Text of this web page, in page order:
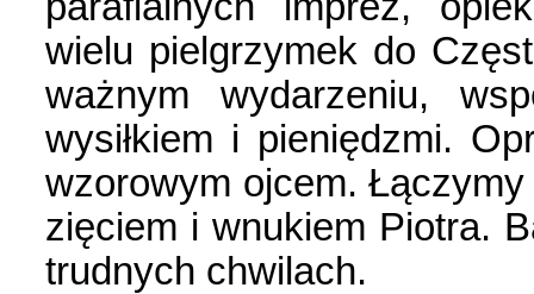
wielu pielgrzymek do
ważnym wydarzeniu,
wysiłkiem i pieniędzmi.
wzorowym ojcem.
zięciem i wnukiem Piotra.
trudnych chwilach.